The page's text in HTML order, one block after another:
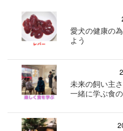
愛犬の健康の
よう
未来の飼い主
一緒に学ぶ食